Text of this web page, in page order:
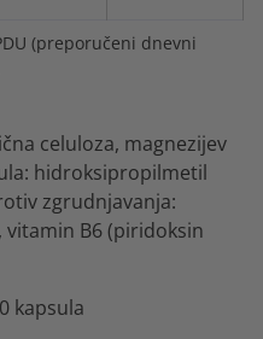
(preporučeni dnevni
celuloza, magnezijev
hidroksipropilmetil
zgrudnjavanja:
vitamin B6 (piridoksin
kapsula